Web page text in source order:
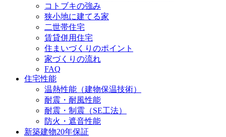
コトブキの強み
狭小地に建てる家
二世帯住宅
賃貸併用住宅
住まいづくりのポイント
家づくりの流れ
FAQ
住宅性能
温熱性能（建物保温技術）
耐震・耐風性能
耐震・制震（SE工法）
防火・遮音性能
新築建物20年保証